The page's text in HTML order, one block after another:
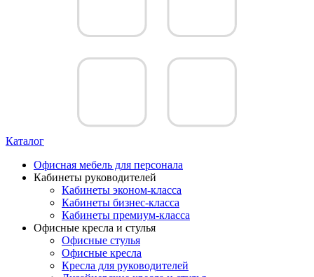
Каталог
Офисная мебель для персонала
Кабинеты руководителей
Кабинеты эконом-класса
Кабинеты бизнес-класса
Кабинеты премиум-класса
Офисные кресла и стулья
Офисные стулья
Офисные кресла
Кресла для руководителей